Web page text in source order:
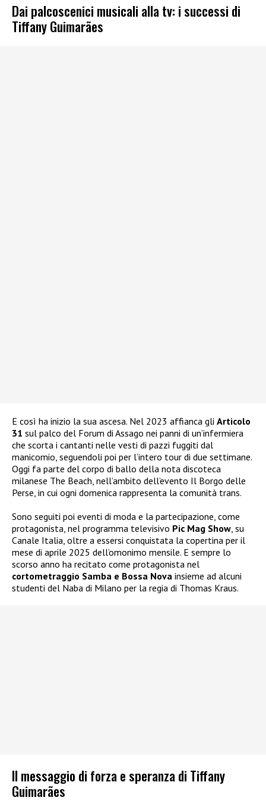
Dai palcoscenici musicali alla tv: i successi di
Tiffany Guimarães
E così ha inizio la sua ascesa. Nel 2023 affianca gli Articolo
31 sul palco del Forum di Assago nei panni di un’infermiera
che scorta i cantanti nelle vesti di pazzi fuggiti dal
manicomio, seguendoli poi per l’intero tour di due settimane.
Oggi fa parte del corpo di ballo della nota discoteca
milanese The Beach, nell’ambito dell’evento Il Borgo delle
Perse, in cui ogni domenica rappresenta la comunità trans.
Sono seguiti poi eventi di moda e la partecipazione, come
protagonista, nel programma televisivo Pic Mag Show, su
Canale Italia, oltre a essersi conquistata la copertina per il
mese di aprile 2025 dell’omonimo mensile. E sempre lo
scorso anno ha recitato come protagonista nel
cortometraggio Samba e Bossa Nova insieme ad alcuni
studenti del Naba di Milano per la regia di Thomas Kraus.
Il messaggio di forza e speranza di Tiffany
Guimarães